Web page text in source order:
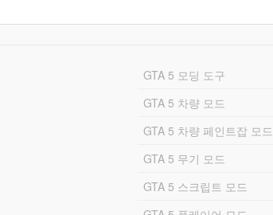
GTA 5 모딩 도구
GTA 5 차량 모드
GTA 5 차량 페인트잡 모드
GTA 5 무기 모드
GTA 5 스크립트 모드